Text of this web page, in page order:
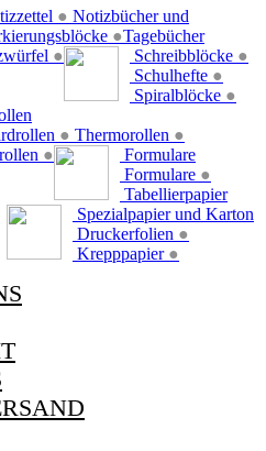
●
●
●
Notizbücher und
Tagebücher
Schreibblöcke ●
Schulhefte ●
Spiralblöcke ●
● Thermorollen ●
●
Formulare
Formulare ●
Tabellierpapier
Spezialpapier und Karton
Druckerfolien ●
Krepppapier ●